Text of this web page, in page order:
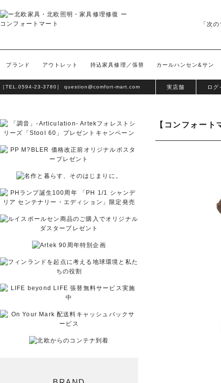
「次
ブランド アウトレット 持込家具修理／張替 カールハンセン&サン
［TEL. 0594-23-3780］ question@comfort-mart.com 実店舗 ログ
【コンフォー